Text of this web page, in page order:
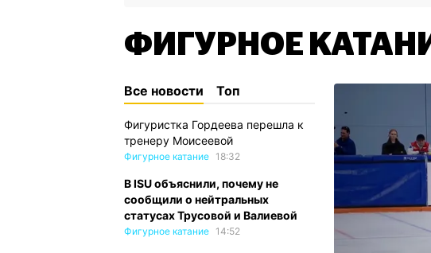
ФИГУРНОЕ
Все новости Топ
Фигуристка Гордеева перешла к
тренеру Моисеевой
Фигурное катание 18:32
В ISU объяснили, почему не
сообщили о нейтральных
статусах Трусовой и Валиевой
Фигурное катание 14:52